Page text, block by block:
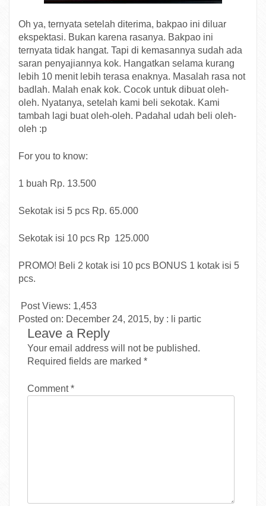
Oh ya, ternyata setelah diterima, bakpao ini diluar
ekspektasi. Bukan karena rasanya. Bakpao ini
ternyata tidak hangat. Tapi di kemasannya sudah ada
saran penyajiannya kok. Hangatkan selama kurang
lebih 10 menit lebih terasa enaknya. Masalah rasa not
badlah. Malah enak kok. Cocok untuk dibuat oleh-
oleh. Nyatanya, setelah kami beli sekotak. Kami
tambah lagi buat oleh-oleh. Padahal udah beli oleh-
oleh :p
For you to know:
1 buah Rp. 13.500
Sekotak isi 5 pcs Rp. 65.000
Sekotak isi 10 pcs Rp 125.000
PROMO! Beli 2 kotak isi 10 pcs BONUS 1 kotak isi 5
pcs.
Post Views: 1,453
Posted on: December 24, 2015, by : li partic
Leave a Reply
Your email address will not be published.
Required fields are marked *
Comment*